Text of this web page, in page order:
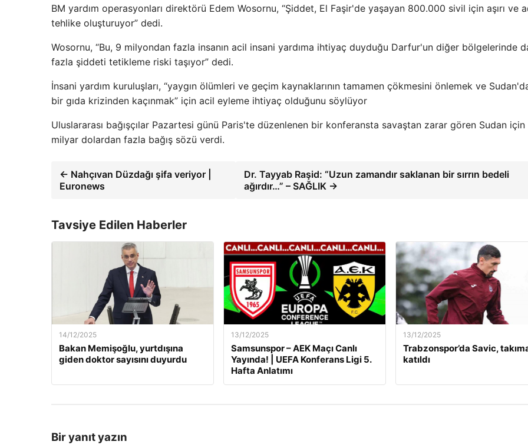
BM yardım operasyonları direktörü Edem Wosornu, “Şiddet, El Faşir'de yaşayan 800.000 sivil için aşırı ve
tehlike oluşturuyor” dedi.
Wosornu, “Bu, 9 milyondan fazla insanın acil insani yardıma ihtiyaç duyduğu Darfur'un diğer bölgelerinde
fazla şiddeti tetikleme riski taşıyor” dedi.
İnsani yardım kuruluşları, “yaygın ölümleri ve geçim kaynaklarının tamamen çökmesini önlemek ve Sudan'da
bir gıda krizinden kaçınmak” için acil eyleme ihtiyaç olduğunu söylüyor
Uluslararası bağışçılar Pazartesi günü Paris'te düzenlenen bir konferansta savaştan zarar gören Sudan için
milyar dolardan fazla bağış sözü verdi.
← Nahçıvan Düzdağı şifa veriyor |
Euronews
Dr. Tayyab Raşid: “Uzun zamandır saklanan bir sırrın bedeli
ağırdır…” – SAĞLIK →
Tavsiye Edilen Haberler
14/12/2025
Bakan Memişoğlu, yurtdışına
giden doktor sayısını duyurdu
13/12/2025
Samsunspor – AEK Maçı Canlı
Yayında! | UEFA Konferans Ligi 5.
Hafta Anlatımı
13/12/2025
Trabzonspor’da Savic,
katıldı
Bir yanıt yazın